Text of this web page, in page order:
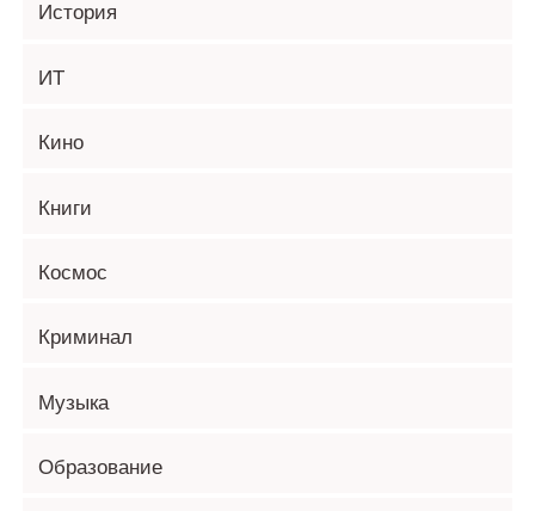
История
ИТ
Кино
Книги
Космос
Криминал
Музыка
Образование